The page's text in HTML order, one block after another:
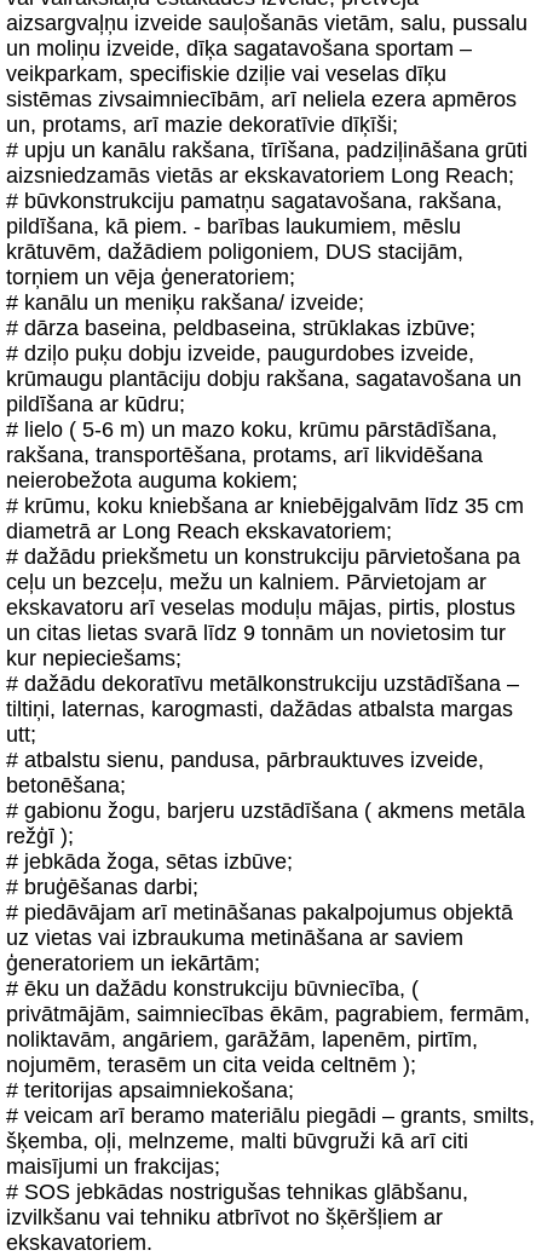
aizsargvaļņu izveide sauļošanās vietām, salu, pussalu
un moliņu izveide, dīķa sagatavošana sportam –
veikparkam, specifiskie dziļie vai veselas dīķu
sistēmas zivsaimniecībām, arī neliela ezera apmēros
un, protams, arī mazie dekoratīvie dīķīši;
# upju un kanālu rakšana, tīrīšana, padziļināšana grūti
aizsniedzamās vietās ar ekskavatoriem Long Reach;
# būvkonstrukciju pamatņu sagatavošana, rakšana,
pildīšana, kā piem. - barības laukumiem, mēslu
krātuvēm, dažādiem poligoniem, DUS stacijām,
torņiem un vēja ģeneratoriem;
# kanālu un meniķu rakšana/ izveide;
# dārza baseina, peldbaseina, strūklakas izbūve;
# dziļo puķu dobju izveide, paugurdobes izveide,
krūmaugu plantāciju dobju rakšana, sagatavošana un
pildīšana ar kūdru;
# lielo ( 5-6 m) un mazo koku, krūmu pārstādīšana,
rakšana, transportēšana, protams, arī likvidēšana
neierobežota auguma kokiem;
# krūmu, koku kniebšana ar kniebējgalvām līdz 35 cm
diametrā ar Long Reach ekskavatoriem;
# dažādu priekšmetu un konstrukciju pārvietošana pa
ceļu un bezceļu, mežu un kalniem. Pārvietojam ar
ekskavatoru arī veselas moduļu mājas, pirtis, plostus
un citas lietas svarā līdz 9 tonnām un novietosim tur
kur nepieciešams;
# dažādu dekoratīvu metālkonstrukciju uzstādīšana –
tiltiņi, laternas, karogmasti, dažādas atbalsta margas
utt;
# atbalstu sienu, pandusa, pārbrauktuves izveide,
betonēšana;
# gabionu žogu, barjeru uzstādīšana ( akmens metāla
režģī );
# jebkāda žoga, sētas izbūve;
# bruģēšanas darbi;
# piedāvājam arī metināšanas pakalpojumus objektā
uz vietas vai izbraukuma metināšana ar saviem
ģeneratoriem un iekārtām;
# ēku un dažādu konstrukciju būvniecība, (
privātmājām, saimniecības ēkām, pagrabiem, fermām,
noliktavām, angāriem, garāžām, lapenēm, pirtīm,
nojumēm, terasēm un cita veida celtnēm );
# teritorijas apsaimniekošana;
# veicam arī beramo materiālu piegādi – grants, smilts,
šķemba, oļi, melnzeme, malti būvgruži kā arī citi
maisījumi un frakcijas;
# SOS jebkādas nostrigušas tehnikas glābšanu,
izvilkšanu vai tehniku atbrīvot no šķēršļiem ar
ekskavatoriem.